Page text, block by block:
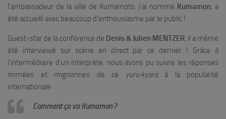
l’ambassadeur de la ville de Kumamoto, j’ai nommé Kumamon, a
été accueilli avec beaucoup d’enthousiasme par le public !
Guest-star de la conférence de Denis & Julien MENTZER, il a même
été interviewé sur scène en direct par ce dernier ! Grâce à
l’intermédiaire d’un interprète, nous avons pu suivre les réponses
mimées et mignonnes de ce
yuru-kyaraà la popularité
internationale :
Comment ça va Kumamon ?